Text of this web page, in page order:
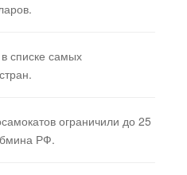
списке самых
ограничили до 25
РФ.